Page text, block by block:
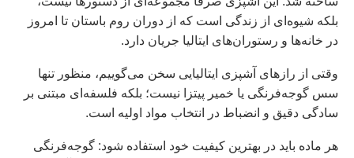
بلکه شیوه‌ای از زندگی است که از دوران روم باستان تا امروز
در خانه‌ها و رستوران‌های ایتالیا جریان دارد.
وقتی از رازهای آشپزی ایتالیایی سخن می‌گوییم، منظور تنها
سس گوجه‌فرنگی یا خمیر پیتزا نیست؛ بلکه فلسفه‌ای مبتنی بر
سادگی دقیق و انضباط در انتخاب مواد اولیه است.
هر ماده باید در بهترین کیفیت خود استفاده شود: گوجه‌فرنگی